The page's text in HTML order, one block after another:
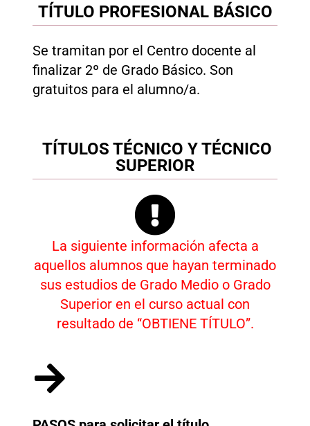
TÍTULO PROFESIONAL BÁSICO
Se tramitan por el Centro docente al
finalizar 2º de Grado Básico. Son
gratuitos para el alumno/a.
TÍTULOS TÉCNICO Y TÉCNICO
SUPERIOR
La siguiente información afecta a
aquellos alumnos que hayan terminado
sus estudios de Grado Medio o Grado
Superior en el curso actual con
resultado de “OBTIENE TÍTULO”.